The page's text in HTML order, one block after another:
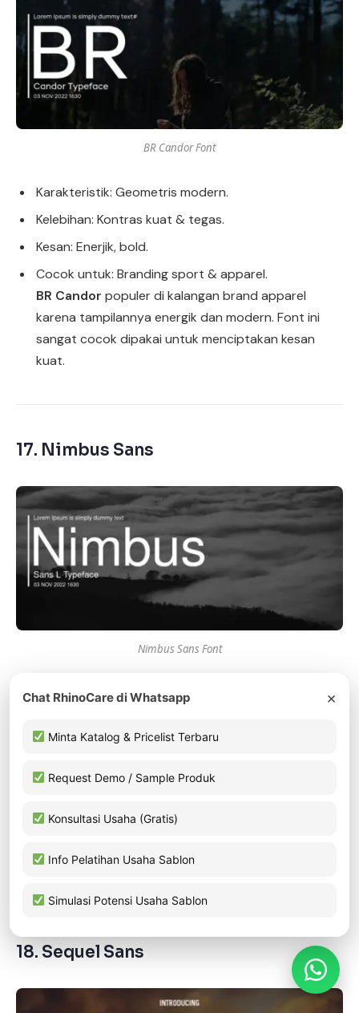
BR Candor Font
Karakteristik: Geometris modern.
Kelebihan: Kontras kuat & tegas.
Kesan: Enerjik, bold.
Cocok untuk: Branding sport & apparel.
BR Candor populer di kalangan brand apparel
karena tampilannya energik dan modern. Font ini
sangat cocok dipakai untuk menciptakan kesan
kuat.
17. Nimbus Sans
Nimbus Sans Font
Karakteristik: Alternatif Helvetica.
Kesan: Timeless, corporate.
Cocok untuk: Branding instansi & bisnis formal.
yang tetap mempertahankan kesan profesional.
perusahaan.
18. Sequel Sans
Chat RhinoCare di Whatsapp ×
Minta Katalog & Pricelist Terbaru
Request Demo / Sample Produk
Konsultasi Usaha (Gratis)
Info Pelatihan Usaha Sablon
Simulasi Potensi Usaha Sablon